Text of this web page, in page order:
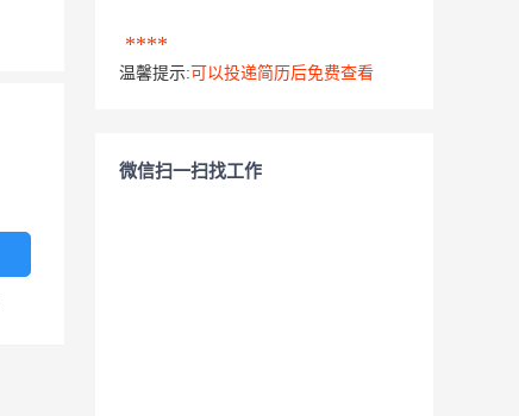
****
温馨提示: 可以投递简历后免费查看
微信扫一扫找工作